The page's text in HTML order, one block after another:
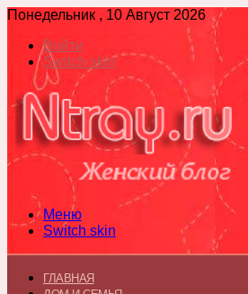
Понедельник , 10 Август 2026
Войти
Switch skin
Меню
Switch skin
ГЛАВНАЯ